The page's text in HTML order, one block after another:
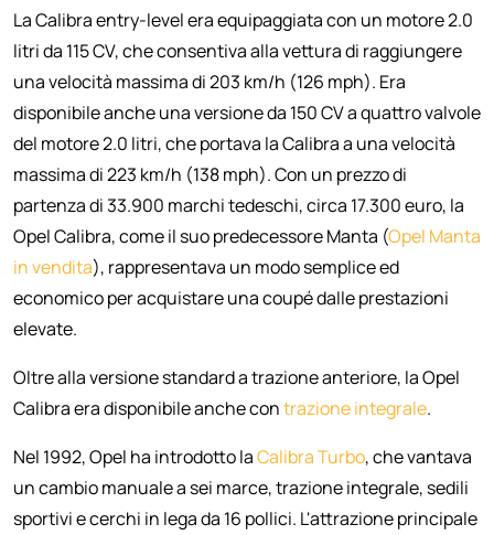
La Calibra entry-level era equipaggiata con un motore 2.0
litri da 115 CV, che consentiva alla vettura di raggiungere
una velocità massima di 203 km/h (126 mph). Era
disponibile anche una versione da 150 CV a quattro valvole
del motore 2.0 litri, che portava la Calibra a una velocità
massima di 223 km/h (138 mph). Con un prezzo di
partenza di 33.900 marchi tedeschi, circa 17.300 euro, la
Opel Calibra, come il suo predecessore Manta (Opel Manta
in vendita), rappresentava un modo semplice ed
economico per acquistare una coupé dalle prestazioni
elevate.
Oltre alla versione standard a trazione anteriore, la Opel
Calibra era disponibile anche contrazione integrale.
Nel 1992, Opel ha introdotto laCalibra Turbo, che vantava
un cambio manuale a sei marce, trazione integrale, sedili
sportivi e cerchi in lega da 16 pollici. L'attrazione principale